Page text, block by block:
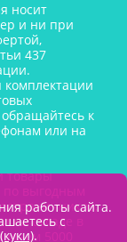
носит
и ни при
437
к
или на
товары
на складе в
5000
работы сайта.
с
.